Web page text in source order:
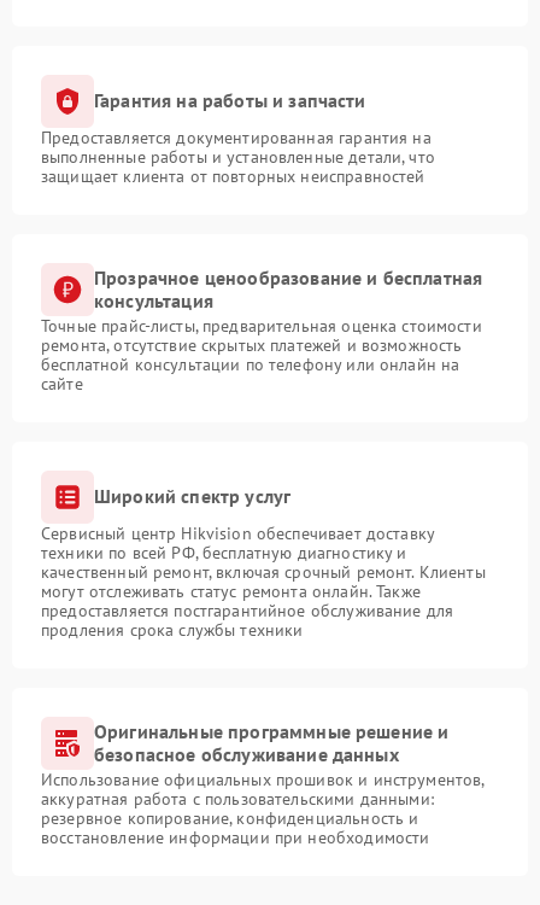
Гарантия на работы и запчасти
Предоставляется документированная гарантия на
выполненные работы и установленные детали, что
защищает клиента от повторных неисправностей
Прозрачное ценообразование и бесплатная
консультация
Точные прайс-листы, предварительная оценка стоимости
ремонта, отсутствие скрытых платежей и возможность
бесплатной консультации по телефону или онлайн на
сайте
Широкий спектр услуг
Сервисный центр Hikvision обеспечивает доставку
техники по всей РФ, бесплатную диагностику и
качественный ремонт, включая срочный ремонт. Клиенты
могут отслеживать статус ремонта онлайн. Также
предоставляется постгарантийное обслуживание для
продления срока службы техники
Оригинальные программные решение и
безопасное обслуживание данных
Использование официальных прошивок и инструментов,
аккуратная работа с пользовательскими данными:
резервное копирование, конфиденциальность и
восстановление информации при необходимости